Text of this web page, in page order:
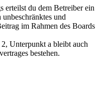
erteilst du dem Betreiber ein
und
im Rahmen des Boards
Unterpunkt a bleibt auch
bestehen.